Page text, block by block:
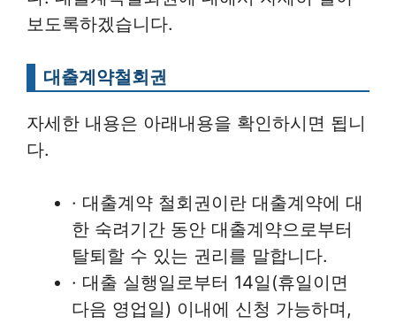
보도록하겠습니다.
대출계약철회권
자세한 내용은 아래내용을 확인하시면 됩니
다.
· 대출계약 철회권이란 대출계약에 대
한 숙려기간 동안 대출계약으로부터
탈퇴할 수 있는 권리를 말합니다.
· 대출 실행일로부터 14일(휴일이면
다음 영업일) 이내에 신청 가능하며,